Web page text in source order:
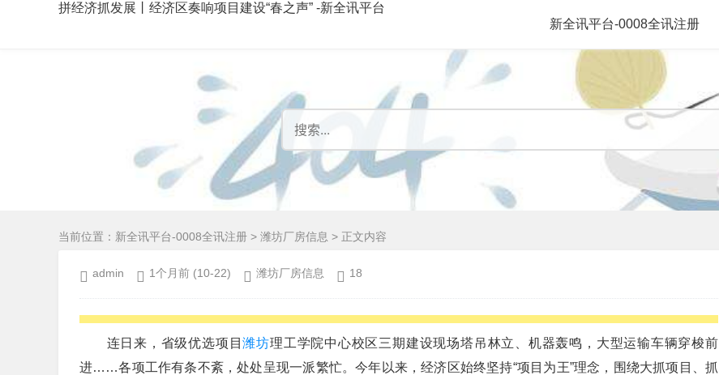
拼经济抓发展丨经济区奏响项目建设“春之声” -新全讯平台
新全讯平台-0008全讯注册
当前位置： 新全讯平台-0008全讯注册 > 潍坊厂房信息 > 正文内容
admin 1个月前 (10-22) 潍坊厂房信息 18
连日来，省级优选项目潍坊理工学院中心校区三期建设现场塔吊林立、机器轰鸣，大型运输车辆穿梭前
进……各项工作有条不紊，处处呈现一派繁忙。今年以来，经济区始终坚持“项目为王”理念，围绕大抓项目、抓